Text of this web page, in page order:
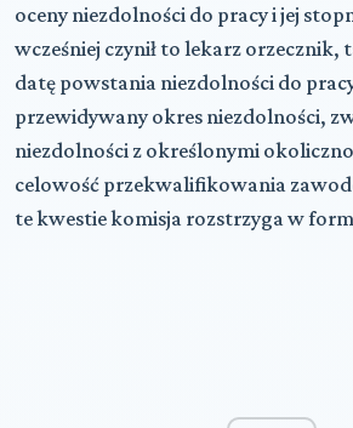
oceny niezdolności do pracy i jej
wcześniej czynił to lekarz orzecznik,
datę powstania niezdolności do
przewidywany okres niezdolności,
niezdolności z określonymi
celowość przekwalifikowania
te kwestie komisja rozstrzyga w